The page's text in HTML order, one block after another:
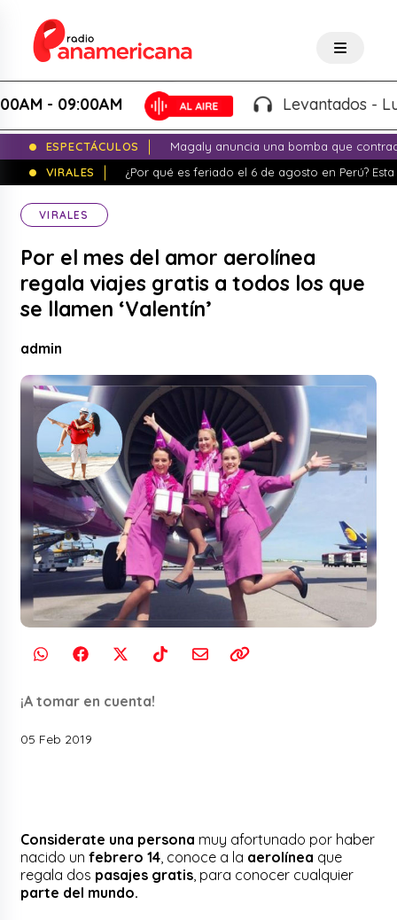
09:00AM Levantados - Luigui
ESPECTÁCULOS
Magaly anuncia una bomba que
VIRALES
¿Por qué es feriado el 6 de agosto en Perú?
VIRALES
Por el mes del amor aerolínea
regala viajes gratis a todos los que
se llamen ‘Valentín’
admin
¡A tomar en cuenta!
05 Feb 2019
Considerate una persona muy afortunado por haber
nacido unfebrero 14 , conoce a la aerolínea que
regala dos pasajes gratis , para conocer cualquier
parte del mundo.